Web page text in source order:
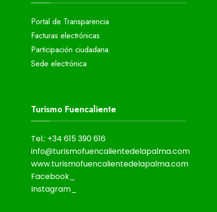
Portal de Transparencia
Facturas electrónicas
Participación ciudadana
Sede electrónica
Turismo Fuencaliente
Tel.: +34 615 390 616
info@turismofuencalientedelapalma.com
www.turismofuencalientedelapalma.com
Facebook_
Instagram_